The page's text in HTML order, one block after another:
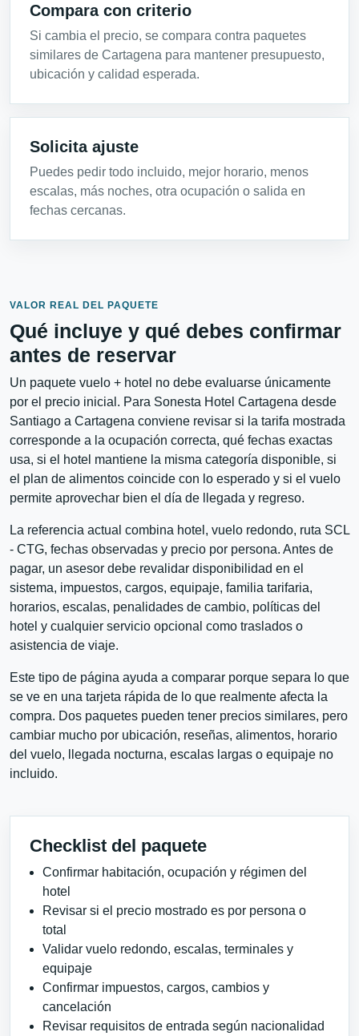
Compara con criterio
Si cambia el precio, se compara contra paquetes
similares de Cartagena para mantener presupuesto,
ubicación y calidad esperada.
Solicita ajuste
Puedes pedir todo incluido, mejor horario, menos
escalas, más noches, otra ocupación o salida en
fechas cercanas.
VALOR REAL DEL PAQUETE
Qué incluye y qué debes confirmar
antes de reservar
Un paquete vuelo + hotel no debe evaluarse únicamente
por el precio inicial. Para Sonesta Hotel Cartagena desde
Santiago a Cartagena conviene revisar si la tarifa mostrada
corresponde a la ocupación correcta, qué fechas exactas
usa, si el hotel mantiene la misma categoría disponible, si
el plan de alimentos coincide con lo esperado y si el vuelo
permite aprovechar bien el día de llegada y regreso.
La referencia actual combina hotel, vuelo redondo, ruta SCL
- CTG, fechas observadas y precio por persona. Antes de
pagar, un asesor debe revalidar disponibilidad en el
sistema, impuestos, cargos, equipaje, familia tarifaria,
horarios, escalas, penalidades de cambio, políticas del
hotel y cualquier servicio opcional como traslados o
asistencia de viaje.
Este tipo de página ayuda a comparar porque separa lo que
se ve en una tarjeta rápida de lo que realmente afecta la
compra. Dos paquetes pueden tener precios similares, pero
cambiar mucho por ubicación, reseñas, alimentos, horario
del vuelo, llegada nocturna, escalas largas o equipaje no
incluido.
Checklist del paquete
Confirmar habitación, ocupación y régimen del
hotel
Revisar si el precio mostrado es por persona o
total
Validar vuelo redondo, escalas, terminales y
equipaje
Confirmar impuestos, cargos, cambios y
cancelación
Revisar requisitos de entrada según nacionalidad